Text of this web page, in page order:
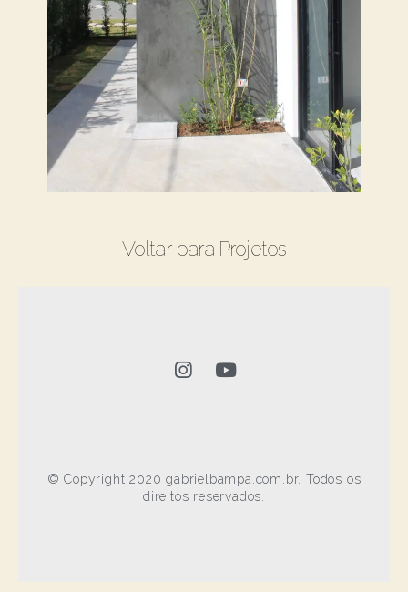
Voltar para Projetos
© Copyright 2020 gabrielbampa.com.br. Todos os
direitos reservados.